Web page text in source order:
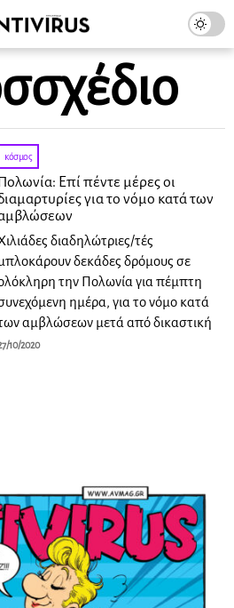
κόσμος
Επί πέντε μέρες οι
για το νόμο κατά των
διαδηλώτριες/τές
δεκάδες δρόμους σε
την Πολωνία για πέμπτη
ημέρα, για το νόμο κατά
αμβλώσεων μετά από δικαστική
10/2020